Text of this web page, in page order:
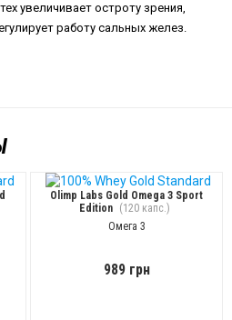
увеличивает остроту зрения,
работу сальных желез.
Olimp Labs Gold Omega 3 Sport
Edition (120 капс.)
Омега 3
989 грн